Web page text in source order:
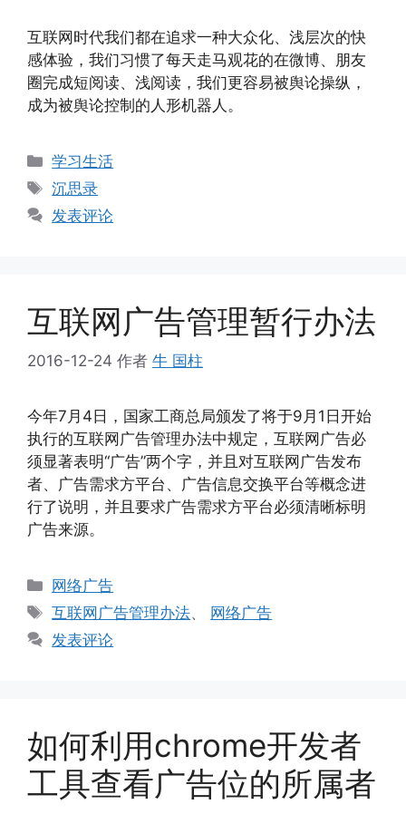
互联网时代我们都在追求一种大众化、浅层次的快
感体验，我们习惯了每天走马观花的在微博、朋友
圈完成短阅读、浅阅读，我们更容易被舆论操纵，
成为被舆论控制的人形机器人。
分
类
学习生活
标
签
沉思录
发表评论
互联网广告管理暂行办法
2016-12-24 作者 牛 国柱
今年7月4日，国家工商总局颁发了将于9月1日开始
执行的互联网广告管理办法中规定，互联网广告必
须显著表明“广告”两个字，并且对互联网广告发布
者、广告需求方平台、广告信息交换平台等概念进
行了说明，并且要求广告需求方平台必须清晰标明
广告来源。
分
类
网络广告
标
签
互联网广告管理办法、 网络广告
发表评论
如何利用chrome开发者
工具查看广告位的所属者